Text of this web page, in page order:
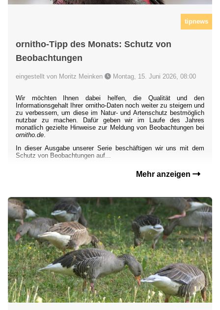
tipnews
ornitho-Tipp des Monats: Schutz von
Beobachtungen
eingestellt von Moritz Meinken Montag, 15. Juni 2026, 08:00
Wir möchten Ihnen dabei helfen, die Qualität und den
Informationsgehalt Ihrer ornitho-Daten noch weiter zu steigern und
zu verbessern, um diese im Natur- und Artenschutz bestmöglich
nutzbar zu machen. Dafür geben wir im Laufe des Jahres
monatlich gezielte Hinweise zur Meldung von Beobachtungen bei
ornitho.de
In dieser Ausgabe unserer Serie beschäftigen wir uns mit dem
Schutz von Beobachtungen auf...
Mehr anzeigen